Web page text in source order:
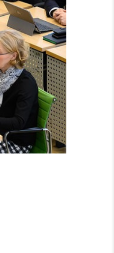
FÜR AFD